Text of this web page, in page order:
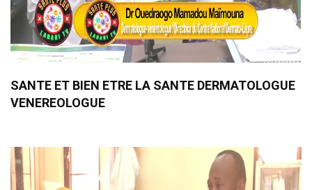
SANTE ET BIEN ETRE LA SANTE DERMATOLOGUE
VENEREOLOGUE